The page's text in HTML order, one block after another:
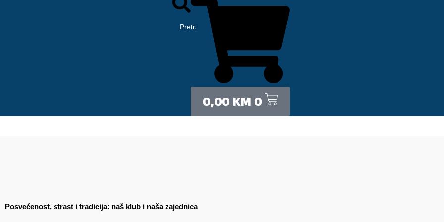
0,00 KM 0
Posvećenost, strast i tradicija: naš klub i naša zajednica